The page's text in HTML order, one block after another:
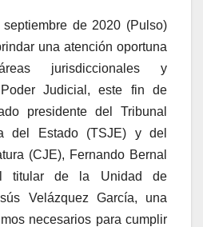
de 2020 (Pulso)
una atención oportuna
jurisdiccionales y
Judicial, este fin de
presidente del Tribunal
del Estado (TSJE) y del
(CJE), Fernando Bernal
titular de la Unidad de
Velázquez García, una
necesarios para cumplir